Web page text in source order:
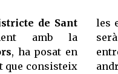
de Sant
amb la
, ha posat en
que consisteix
les